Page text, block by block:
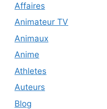
Affaires
Animateur TV
Animaux
Anime
Athletes
Auteurs
Blog